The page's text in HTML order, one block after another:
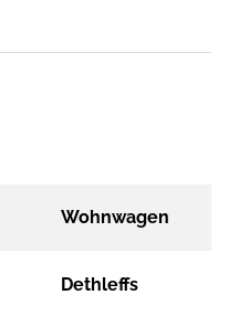
Wohnwagen
Dethleffs